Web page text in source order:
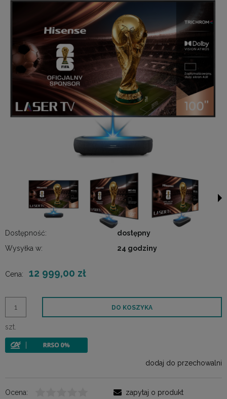
Dostępność:
dostępny
Wysyłka w:
24 godziny
Cena: 12 999,00 zł
szt.
DO KOSZYKA
dodaj do przechowalni
Ocena:
zapytaj o produkt